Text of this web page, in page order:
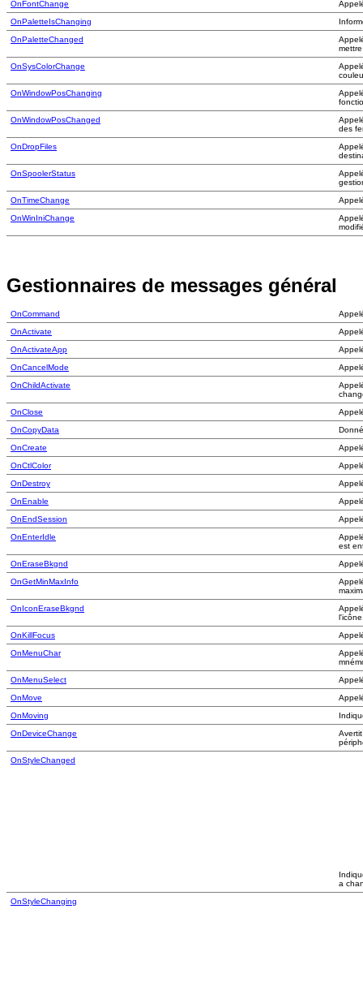
OnFontChange
OnPaletteIsChanging
OnPaletteChanged
OnSysColorChange
OnWindowPosChanging
OnWindowPosChanged
des
OnDropFiles
OnSpoolerStatus
OnTimeChange
OnWinIniChange
Gestionnaires de messages général
OnCommand
OnActivate
OnActivateApp
OnCancelMode
OnChildActivate
OnClose
OnCopyData
OnCreate
OnCtlColor
OnDestroy
OnEnable
OnEndSession
OnEnterIdle
est
OnEraseBkgnd
OnGetMinMaxInfo
OnIconEraseBkgnd
OnKillFocus
OnMenuChar
OnMenuSelect
OnMove
OnMoving
OnDeviceChange
OnStyleChanged
a
OnStyleChanging